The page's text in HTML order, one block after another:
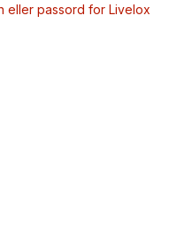
eller passord for Livelox